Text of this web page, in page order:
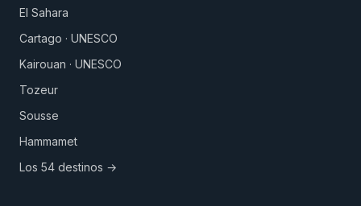
El Sahara
Cartago · UNESCO
Kairouan · UNESCO
Tozeur
Sousse
Hammamet
Los 54 destinos →